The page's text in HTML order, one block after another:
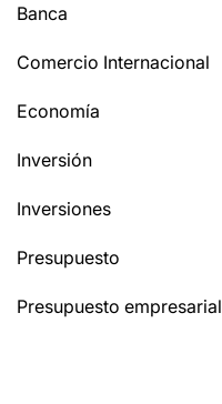
Banca
Comercio Internacional
Economía
Inversión
Inversiones
Presupuesto
Presupuesto empresarial